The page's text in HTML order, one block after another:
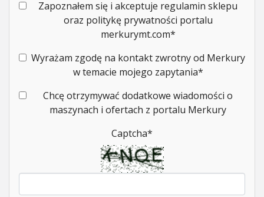
Zapoznałem się i akceptuje regulamin sklepu
oraz politykę prywatności portalu
merkurymt.com*
Wyrażam zgodę na kontakt zwrotny od Merkury
w temacie mojego zapytania*
Chcę otrzymywać dodatkowe wiadomości o
maszynach i ofertach z portalu Merkury
Captcha*